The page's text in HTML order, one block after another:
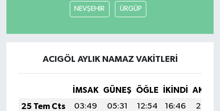
NEVŞEHİR ÜRGÜP
ACIGÖL AYLIK NAMAZ VAKITLERI
İMSAK GÜNEŞ ÖĞLE İKINDI
25 Tem Cts
03:49 05:31 12:54 16:46
20:07